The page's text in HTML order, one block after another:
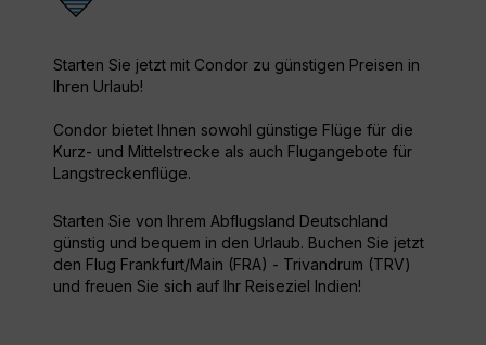
Starten Sie jetzt mit Condor zu günstigen Preisen in
Ihren Urlaub!
Condor bietet Ihnen sowohl günstige Flüge für die
Kurz- und Mittelstrecke als auch Flugangebote für
Langstreckenflüge.
Starten Sie von Ihrem Abflugsland Deutschland
günstig und bequem in den Urlaub. Buchen Sie jetzt
den Flug Frankfurt/Main (FRA) - Trivandrum (TRV)
und freuen Sie sich auf Ihr Reiseziel Indien!